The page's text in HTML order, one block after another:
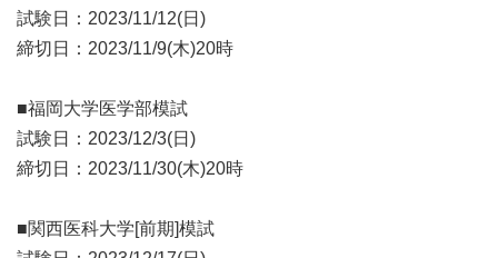
試験日：2023/11/12(日)
締切日：2023/11/9(木)20時
■福岡大学医学部模試
試験日：2023/12/3(日)
締切日：2023/11/30(木)20時
■関西医科大学[前期]模試